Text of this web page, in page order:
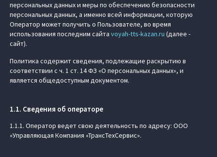
персональных данных и меры по обеспечению безопасности
персональных данных, а именно всей информации, которую
Оператор может получить о Пользователе, во время
использования последним сайта voyah-tts-kazan.ru (далее -
сайт).
Политика содержит сведения, подлежащие раскрытию в
соответствии с ч. 1 ст. 14 ФЗ «О персональных данных», и
является общедоступным документом.
1.1. Сведения об операторе
1.1.1. Оператор ведет свою деятельность по адресу: ООО
«Управляющая Компания «ТрансТехСервис».